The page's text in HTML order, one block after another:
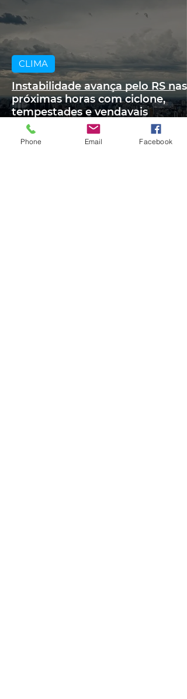
Instabilidade avança pelo RS nas
próximas horas com ciclone,
tempestades e vendavais
CLIMA
Phone Email Facebook